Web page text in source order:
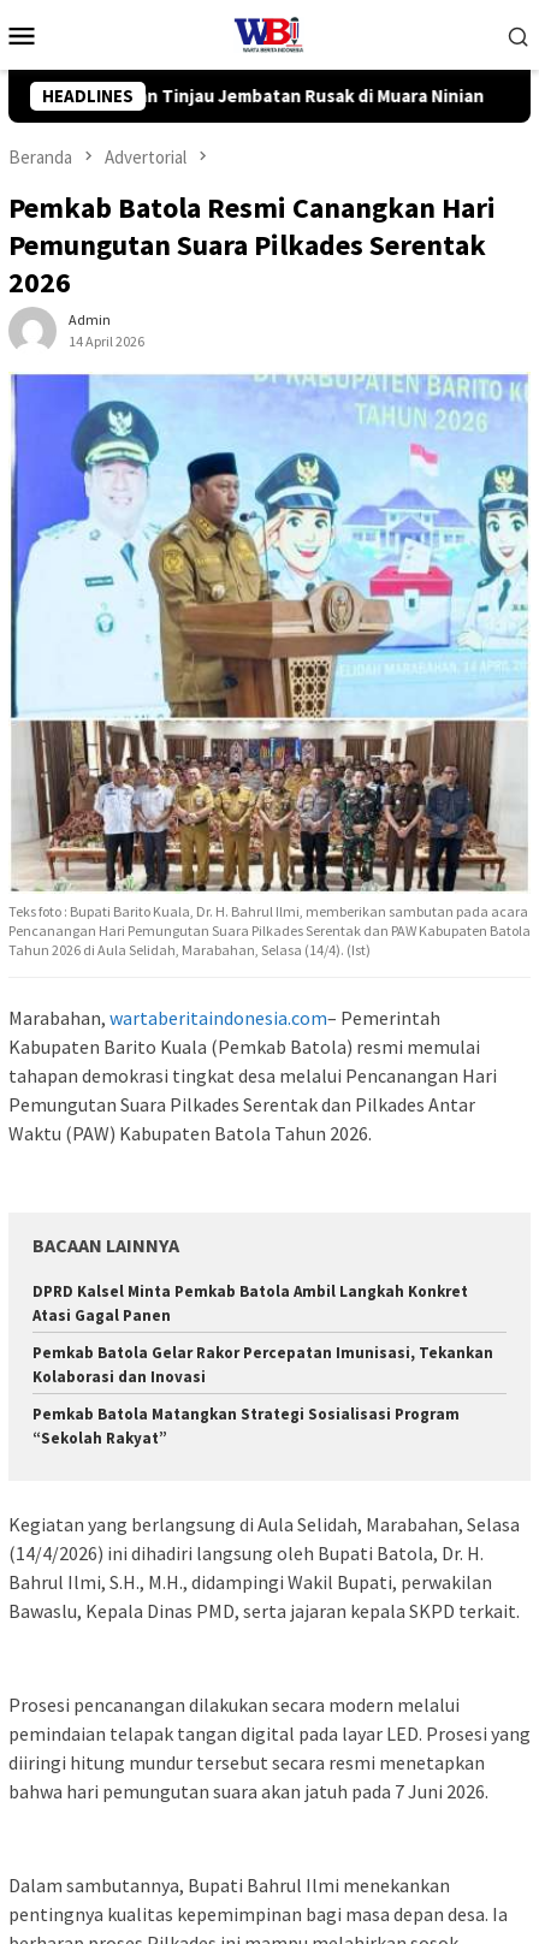
ke
Mobile
HEADLINES
Muara Ninian Pemkot Banjarbaru dan InJourney
Beranda Advertorial
Pemkab Batola Resmi Canangkan Hari
Pemungutan Suara Pilkades Serentak
2026
Admin
14 April 2026
Teks foto : Bupati Barito Kuala, Dr. H. Bahrul Ilmi, memberikan sambutan pada acara
Pencanangan Hari Pemungutan Suara Pilkades Serentak dan PAW Kabupaten Batola
Tahun 2026 di Aula Selidah, Marabahan, Selasa (14/4). (Ist)
Marabahan, wartaberitaindonesia.com– Pemerintah
Kabupaten Barito Kuala (Pemkab Batola) resmi memulai
tahapan demokrasi tingkat desa melalui Pencanangan Hari
Pemungutan Suara Pilkades Serentak dan Pilkades Antar
Waktu (PAW) Kabupaten Batola Tahun 2026.
BACAAN LAINNYA
DPRD Kalsel Minta Pemkab Batola Ambil Langkah Konkret
Atasi Gagal Panen
Pemkab Batola Gelar Rakor Percepatan Imunisasi, Tekankan
Kolaborasi dan Inovasi
Pemkab Batola Matangkan Strategi Sosialisasi Program
“Sekolah Rakyat”
Kegiatan yang berlangsung di Aula Selidah, Marabahan, Selasa
(14/4/2026) ini dihadiri langsung oleh Bupati Batola, Dr. H.
Bahrul Ilmi, S.H., M.H., didampingi Wakil Bupati, perwakilan
Bawaslu, Kepala Dinas PMD, serta jajaran kepala SKPD terkait.
Prosesi pencanangan dilakukan secara modern melalui
pemindaian telapak tangan digital pada layar LED. Prosesi yang
diiringi hitung mundur tersebut secara resmi menetapkan
bahwa hari pemungutan suara akan jatuh pada 7 Juni 2026.
Dalam sambutannya, Bupati Bahrul Ilmi menekankan
pentingnya kualitas kepemimpinan bagi masa depan desa. Ia